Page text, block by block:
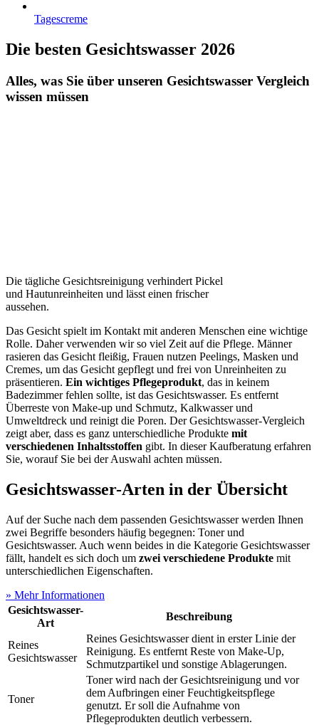
Tagescreme
Die besten Gesichtswasser 2026
Alles, was Sie über unseren Gesichtswasser Vergleich
wissen müssen
Die tägliche Gesichtsreinigung verhindert Pickel
und Hautunreinheiten und lässt einen frischer
aussehen.
Das Gesicht spielt im Kontakt mit anderen Menschen eine wichtige
Rolle. Daher verwenden wir so viel Zeit auf die Pflege. Männer
rasieren das Gesicht fleißig, Frauen nutzen Peelings, Masken und
Cremes, um das Gesicht gepflegt und frei von Unreinheiten zu
präsentieren. Ein wichtiges Pflegeprodukt, das in keinem
Badezimmer fehlen sollte, ist das Gesichtswasser. Es entfernt
Überreste von Make-up und Schmutz, Kalkwasser und
Umweltdreck und reinigt die Poren. Der Gesichtswasser-Vergleich
zeigt aber, dass es ganz unterschiedliche Produkte mit
verschiedenen Inhaltsstoffen gibt. In dieser Kaufberatung erfahren
Sie, worauf Sie bei der Auswahl achten müssen.
Gesichtswasser-Arten in der Übersicht
Auf der Suche nach dem passenden Gesichtswasser werden Ihnen
zwei Begriffe besonders häufig begegnen: Toner und
Gesichtswasser. Auch wenn beides in die Kategorie Gesichtswasser
fällt, handelt es sich doch um zwei verschiedene Produkte mit
unterschiedlichen Eigenschaften.
» Mehr Informationen
Gesichtswasser-
Art
Beschreibung
Reines
Gesichtswasser
Reines Gesichtswasser dient in erster Linie der
Reinigung. Es entfernt Reste von Make-Up,
Schmutzpartikel und sonstige Ablagerungen.
Toner
Toner wird nach der Gesichtsreinigung und vor
dem Aufbringen einer Feuchtigkeitspflege
genutzt. Er soll die Aufnahme von
Pflegeprodukten deutlich verbessern.